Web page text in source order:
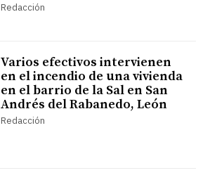
Redacción
Varios efectivos intervienen
en el incendio de una vivienda
en el barrio de la Sal en San
Andrés del Rabanedo, León
Redacción